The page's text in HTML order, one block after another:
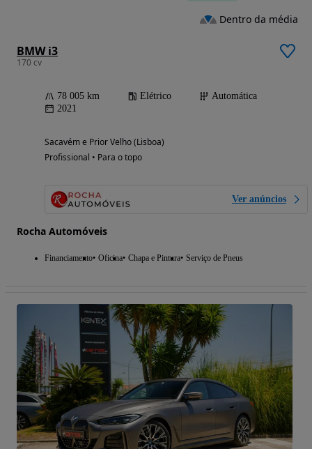
BMW i3
170 cv
78 005 km Elétrico
Automática
2021
Sacavém e Prior Velho (Lisboa)
Profissional • Para o topo
Ver anúncios
Rocha Automóveis
Financiamento Oficina Chapa e Pintura Serviço de Pneus
Dentro da média